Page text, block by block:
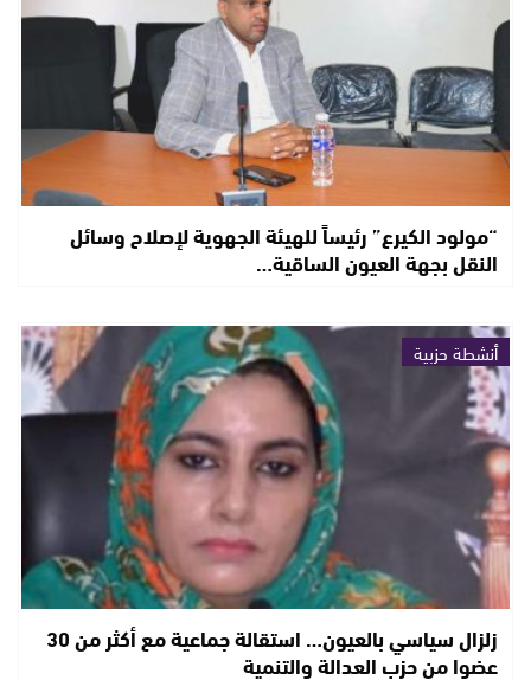
“مولود الكيرع” رئيساً للهيئة الجهوية لإصلاح وسائل
النقل بجهة العيون الساقية…
أنشطة حزبية
زلزال سياسي بالعيون… استقالة جماعية مع أكثر من 30
عضوا من حزب العدالة والتنمية